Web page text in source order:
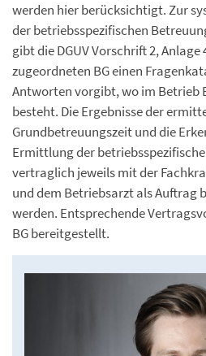
werden hier berücksichtigt. Zur
der betriebsspezifischen
gibt die DGUV Vorschrift 2,
zugeordneten BG einen
Antworten vorgibt, wo im Betrieb
besteht. Die Ergebnisse der
Grundbetreuungszeit und die
Ermittlung der
vertraglich jeweils mit der
und dem Betriebsarzt als Auftrag
werden. Entsprechende
BG bereitgestellt.